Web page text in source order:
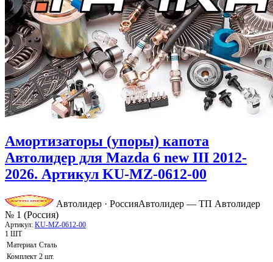
Амортизаторы (упоры) капота
Автолидер для Mazda 6 new III 2012-
2026. Артикул KU-MZ-0612-00
Автолидер · РоссияАвтолидер — ТП Автолидер
№ 1 (Россия)
Артикул: KU-MZ-0612-00
1 ШТ
Материал Сталь
Комплект 2 шт.